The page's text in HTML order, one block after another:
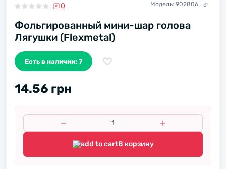
0 Модель: 902806
Фольгированный мини-шар голова
Лягушки (Flexmetal)
Есть в наличии: 7
14.56 грн
В корзину